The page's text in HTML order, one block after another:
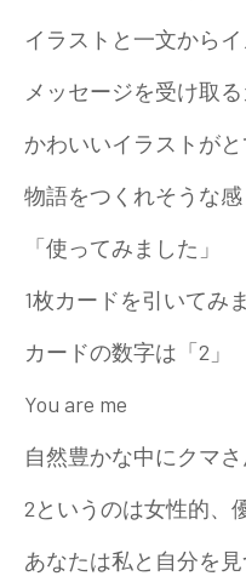
イラストと一文から
メッセージを受け取
かわいいイラストが
物語をつくれそうな感
「使ってみました」
1枚カードを引いてみ
カードの数字は「2」
You are me
自然豊かな中にクマ
2というのは女性的、
あなたは私と自分を